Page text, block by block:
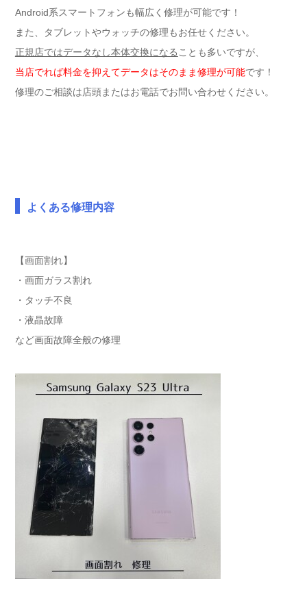
Android系スマートフォンも幅広く修理が可能です！
また、タブレットやウォッチの修理もお任せください。
正規店ではデータなし本体交換になる ことも多いですが、
当店でれば料金を抑えてデータはそのまま修理が可能です！
修理のご相談は店頭またはお電話でお問い合わせください。
よくある修理内容
【画面割れ】
・画面ガラス割れ
・タッチ不良
・液晶故障
など画面故障全般の修理